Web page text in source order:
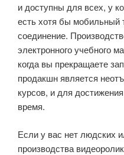
и доступны для всех, у
есть хотя бы мобильный
соединение.
электронного учебного
когда вы прекращаете
продакшн является
курсов, и для
время.
Если у вас нет людских
производства